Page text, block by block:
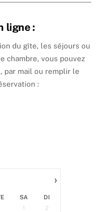
ligne :
du gîte, les séjours ou
chambre, vous pouvez
par mail ou remplir le
:
›
SA
DI
1
2